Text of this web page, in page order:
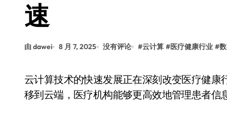
速
由 dawei 8 月 7, 2025 没有评论 #云计算 #医疗健康行业 #
云计算技术的快速发展正在深刻改变医疗健康行业的运作方式。通过将数据存储、处理和分析转
移到云端，医疗机构能够更高效地管理患者信